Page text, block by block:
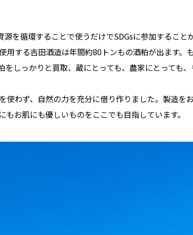
を循環することで使うだけでSDGsに参加すること
する吉田酒造は年間約80トンもの酒粕が出ます。
しっかりと買取、蔵にとっても、農家にとっても
わず、自然の力を充分に借り作りました。製造を
お肌にも優しいものをここでも目指しています。